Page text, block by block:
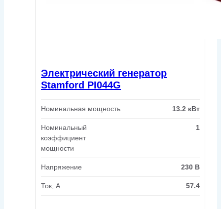
Электрический генератор
Stamford PI044G
Номинальная мощность 13.2 кВт
Номинальный
коэффициент
мощности
1
Напряжение 230 В
Ток, А 57.4